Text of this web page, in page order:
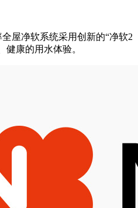
屋净软系统采用创新的“净软2
健康的用水体验。